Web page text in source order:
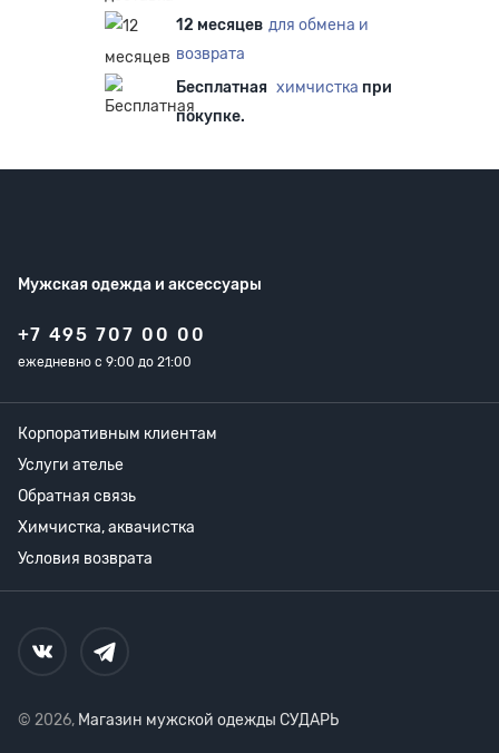
12 месяцев для обмена и
возврата
Бесплатная химчистка при
покупке.
Мужская одежда и аксессуары
+7 495 707 00 00
ежедневно с 9:00 до 21:00
Корпоративным клиентам
Услуги ателье
Обратная связь
Химчистка, аквачистка
Условия возврата
© 2026, Магазин мужской одежды СУДАРЬ